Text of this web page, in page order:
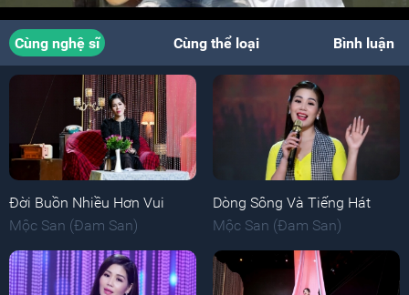
Cùng nghệ sĩ Cùng thể loại Bình luận
Đời Buồn Nhiều Hơn Vui
Mộc San (Đam San)
Dòng Sông Và Tiếng Hát
Mộc San (Đam San)